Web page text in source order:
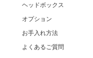
ヘッドボックス
オプション
お手入れ方法
よくあるご質問